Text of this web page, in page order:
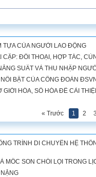
CỦA NGƯỜI LAO ĐỘNG
ĐỐI THOẠI, HỢP TÁC,
SUẤT VÀ THU NHẬP
BẬT CỦA CÔNG ĐOÀN
HÓA, SỐ HÓA ĐỂ CẢI
« Trước 1 2
TRÌNH DI CHUYỂN HỆ
MỐC SON CHÓI LỌI TRONG